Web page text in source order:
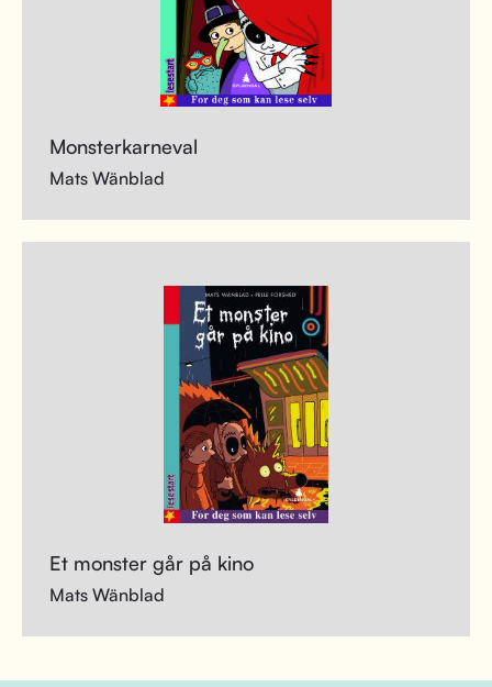
Monsterkarneval
Mats Wänblad
Et monster går på kino
Mats Wänblad